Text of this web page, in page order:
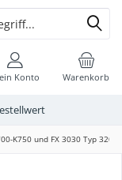
Warenkorb
Konto
K750 und FX 3030 Typ 3202